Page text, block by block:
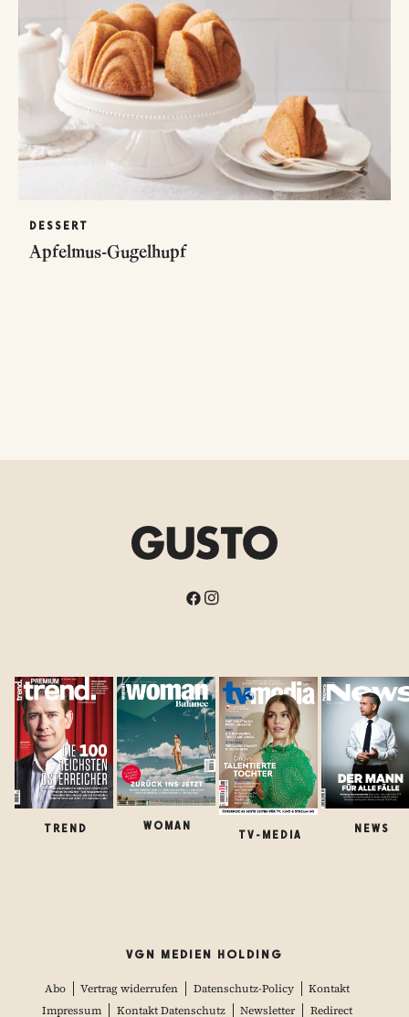
DESSERT
Apfelmus-Gugelhupf
TREND WOMAN
TV-MEDIA
NEWS
VGN MEDIEN HOLDING
Abo Vertrag widerrufen Datenschutz-Policy
Kontakt
Impressum
Kontakt Datenschutz Newsletter Redirect